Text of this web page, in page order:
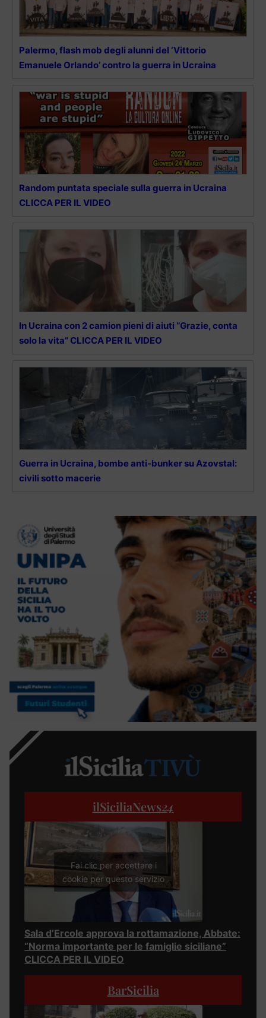
Palermo, flash mob degli alunni del ‘Vittorio
Emanuele Orlando’ contro la guerra in Ucraina
Random puntata speciale sulla guerra in Ucraina
CLICCA PER IL VIDEO
In Ucraina con 2 camion pieni di aiuti “Grazie, conta
solo la vita” CLICCA PER IL VIDEO
Guerra in Ucraina, bombe anti-bunker su Azovstal:
civili sotto macerie
ilSiciliaNews24
Fai clic per accettare i
cookie per questo servizio
Sala d’Ercole approva la rottamazione, Abbate:
“Norma importante per le famiglie siciliane”
CLICCA PER IL VIDEO
BarSicilia